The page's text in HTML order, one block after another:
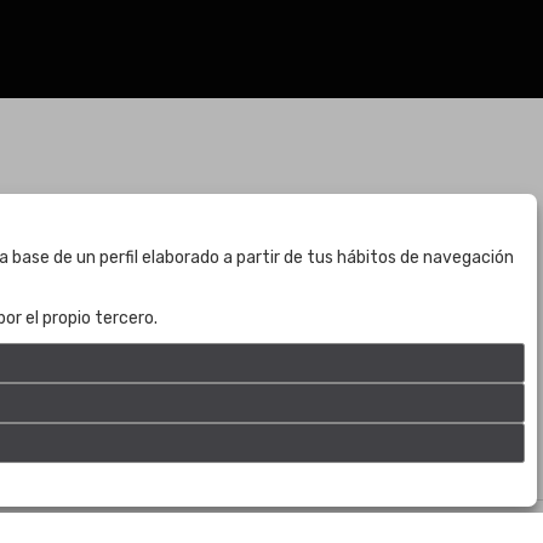
CALLE 70 # 10a - 59 BOGOTÁ, CO
(+57) 301 271 1444
info@bogotaauctions.com
de un perfil elaborado a partir de tus hábitos de navegación
el propio tercero.